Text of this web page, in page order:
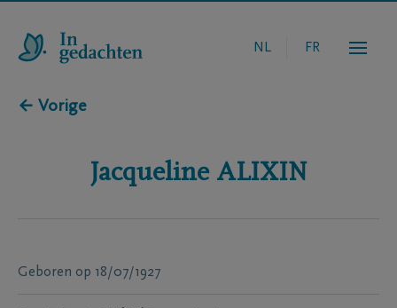
NL FR
← Vorige
Jacqueline ALIXIN
Geboren op 18/07/1927